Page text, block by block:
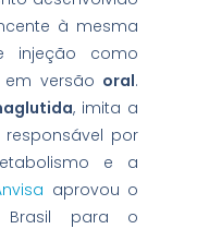
à mesma
injeção como
em versão oral.
, imita a
responsável por
e a
aprovou o
para o